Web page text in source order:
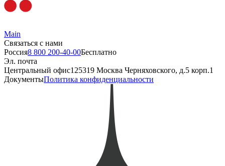
Main
Связаться с нами
Россия8 800 200-40-00Бесплатно
Эл. почта
Центральный офис125319 Москва Черняховского, д.5 корп.1
ДокументыПолитика конфиденциальности